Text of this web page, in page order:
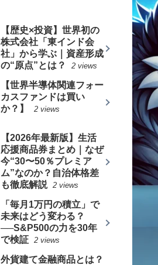
【歴史×投資】世界初の
株式会社「東インド会
社」から学ぶ｜資産形成
の“原点”とは？
2 views
【世界半導体関連フォー
カスファンドは買い
か？】
2 views
【2026年最新版】生活
応援商品券まとめ｜なぜ
今“30〜50％プレミア
ム”なのか？自治体格差
も徹底解説 2 views
「毎月1万円の積立」で
未来はどう変わる？
──S&P500の力を30年
で検証 2 views
外貨建て金融商品とは？